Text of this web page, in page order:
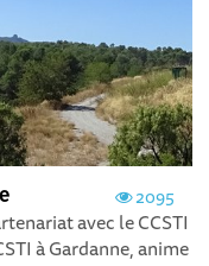
2095
avec le CCSTI
à Gardanne, anime